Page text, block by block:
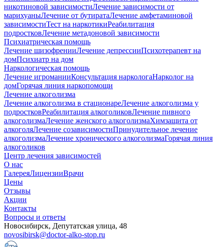
никотиновой зависимостиЛечение зависимости от
марихуаныЛечение от бутиратаЛечение амфетаминовой
зависимостиТест на наркотикиРеабилитация
подростковЛечение метадоновой зависимости
Психиатрическая помощь
Лечение шизофренииЛечение депрессииПсихотерапевт на
домПсихиатр на дом
Наркологическая помощь
Лечение игроманииКонсультация наркологаНарколог на
домГорячая линия наркопомощи
Лечение алкоголизма
Лечение алкоголизма в стационареЛечение алкоголизма у
подростковРеабилитация алкоголиковЛечение пивного
алкоголизмаЛечение женского алкоголизмаХимзащита от
алкоголяЛечение созависимостиПринудительное лечение
алкоголизмаЛечение хронического алкоголизмаГорячая линия
алкоголиков
Центр лечения зависимостей
О нас
ГалереяЛицензииВрачи
Цены
Отзывы
Акции
Контакты
Вопросы и ответы
Новосибирск, Депутатская улица, 48
novosibirsk@doctor-alko-stop.ru